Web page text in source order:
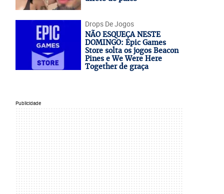
Drops De Jogos
NÃO ESQUEÇA NESTE
DOMINGO: Epic Games
Store solta os jogos Beacon
Pines e We Were Here
Together de graça
Publicidade